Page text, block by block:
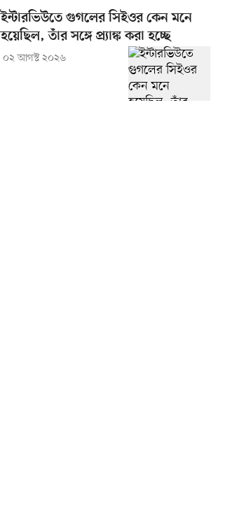
ইন্টারভিউতে গুগলের সিইওর কেন মনে
হয়েছিল, তাঁর সঙ্গে প্র্যাঙ্ক করা হচ্ছে
০২ আগস্ট ২০২৬